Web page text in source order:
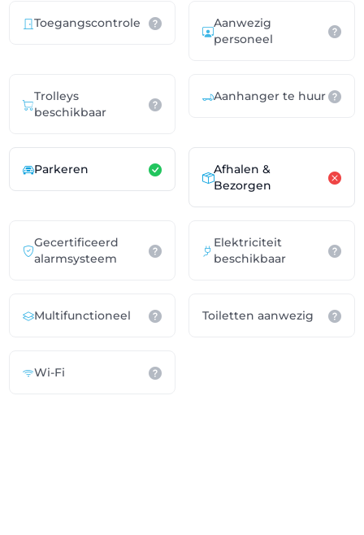
Toegangscontrole
Aanwezig
personeel
Trolleys
beschikbaar
Aanhanger te huur
Parkeren
Afhalen &
Bezorgen
Gecertificeerd
alarmsysteem
Elektriciteit
beschikbaar
Multifunctioneel Toiletten aanwezig
Wi-Fi